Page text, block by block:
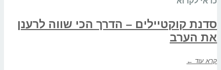
סדנת קוקטיילים – הדרך הכי שווה לרענן
את הערב
קרא עוד ←